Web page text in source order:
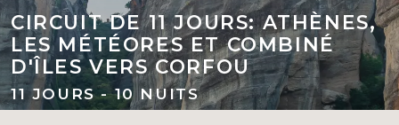
CIRCUIT DE 11 JOURS: ATHÈNES,
LES MÉTÉORES ET COMBINÉ
D'ÎLES VERS CORFOU
11 JOURS - 10 NUITS